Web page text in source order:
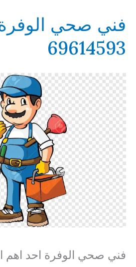
فني صحي
69614593
فني صحي الوفرة احد اهم